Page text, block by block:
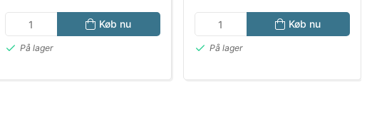
Køb nu
På lager
Køb nu
På lager